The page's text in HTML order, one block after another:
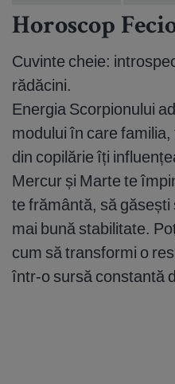
Horoscop
Cuvinte cheie:
rădăcini.
Energia Scorpionului
modului în care
din copilărie îți
Mercur și Marte te
te frământă, să
mai bună stabilitate.
cum să transformi o
într-o sursă constantă